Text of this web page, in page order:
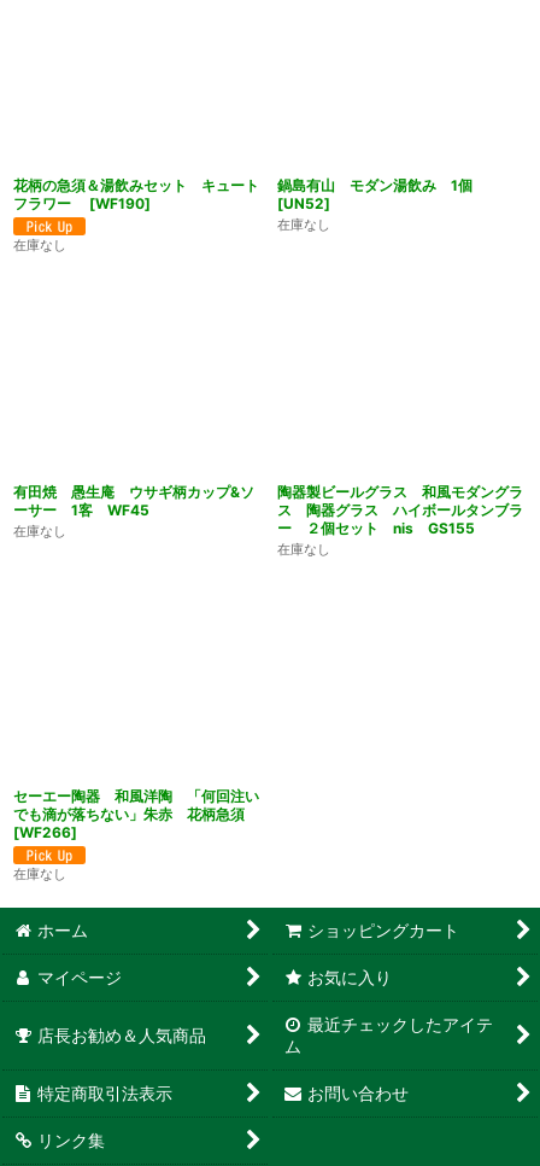
花柄の急須＆湯飲みセット キュート
フラワー
[WF190]
在庫なし
鍋島有山 モダン湯飲み 1個
[UN52]
在庫なし
有田焼 愚生庵 ウサギ柄カップ&ソ
ーサー 1客 WF45
在庫なし
陶器製ビールグラス 和風モダングラ
ス 陶器グラス ハイボールタンブラ
ー ２個セット nis GS155
在庫なし
セーエー陶器 和風洋陶 「何回注い
でも滴が落ちない」朱赤 花柄急須
[WF266]
在庫なし
ホーム ショッピングカート
マイページ お気に入り
店長お勧め＆人気商品
最近チェックしたアイテ
ム
特定商取引法表示 お問い合わせ
リンク集